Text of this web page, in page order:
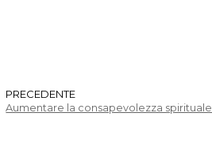
PRECEDENTE
Aumentare la consapevolezza spirituale